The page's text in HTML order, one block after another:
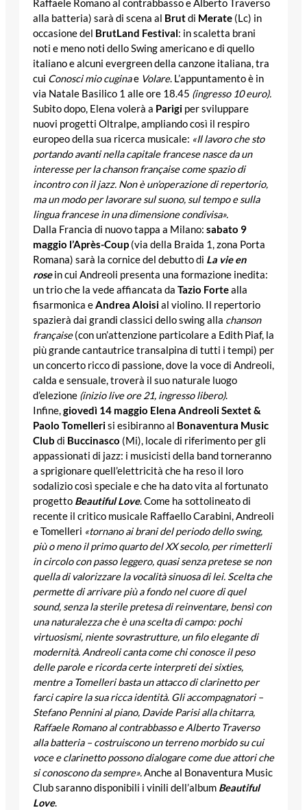
Raffaele Romano al contrabbasso e Alberto Traverso
alla batteria) sarà di scena al Brutdi Merate (Lc) in
occasione del BrutLand Festival: in scaletta brani
noti e meno noti dello Swing americano e di quello
italiano e alcuni evergreen della canzone italiana, tra
cui Conosci mio cuginae Volare. L’appuntamento è in
via Natale Basilico 1 alle ore 18.45 (ingresso 10 euro).
Subito dopo, Elena volerà a Parigi per sviluppare
nuovi progetti Oltralpe, ampliando così il respiro
europeo della sua ricerca musicale: «Il lavoro che sto
portando avanti nella capitale francese nasce da un
interesse per la chanson française come spazio di
incontro con il jazz. Non è un’operazione di repertorio,
ma un modo per lavorare sul suono, sul tempo e sulla
lingua francese in una dimensione condivisa».
Dalla Francia di nuovo tappa a Milano: sabato 9
maggio l’Après-Coup (via della Braida 1, zona Porta
Romana) sarà la cornice del debutto di La vie en
rosein cui Andreoli presenta una formazione inedita:
un trio che la vede affiancata da Tazio Fortealla
fisarmonica eAndrea Aloisial violino. Il repertorio
spazierà dai grandi classici dello swing alla chanson
française(con un’attenzione particolare a Edith Piaf, la
più grande cantautrice transalpina di tutti i tempi) per
un concerto ricco di passione, dove la voce di Andreoli,
calda e sensuale, troverà il suo naturale luogo
d’elezione (inizio live ore 21, ingresso libero).
Infine,giovedì 14 maggio Elena Andreoli Sextet &
Paolo Tomellerisi esibiranno al Bonaventura Music
Club di Buccinasco (Mi), locale di riferimento per gli
appassionati di jazz: i musicisti della band torneranno
a sprigionare quell’elettricità che ha reso il loro
sodalizio così speciale e che ha dato vita al fortunato
progetto Beautiful Love. Come ha sottolineato di
recente il critico musicale Raffaello Carabini, Andreoli
e Tomelleri «tornano ai brani del periodo dello swing,
più o meno il primo quarto del XX secolo, per rimetterli
in circolo con passo leggero, quasi senza pretese se non
quella di valorizzare la vocalità sinuosa di lei. Scelta che
permette di arrivare più a fondo nel cuore di quel
sound, senza la sterile pretesa di reinventare, bensì con
una naturalezza che è una scelta di campo: pochi
virtuosismi, niente sovrastrutture, un filo elegante di
modernità. Andreoli canta come chi conosce il peso
delle parole e ricorda certe interpreti dei sixties,
mentre a Tomelleri basta un attacco di clarinetto per
farci capire la sua ricca identità. Gli accompagnatori –
Stefano Pennini al piano, Davide Parisi alla chitarra,
Raffaele Romano al contrabbasso e Alberto Traverso
alla batteria – costruiscono un terreno morbido su cui
voce e clarinetto possono dialogare come due attori che
si conoscono da sempre».Anche al Bonaventura Music
Club saranno disponibili i vinili dell’album Beautiful
Love.